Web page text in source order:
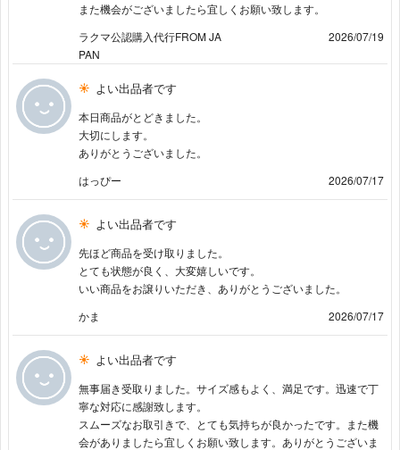
また機会がございましたら宜しくお願い致します。
ラクマ公認購入代行FROM JA
PAN
2026/07/19
よい出品者です
本日商品がとどきました。
大切にします。
ありがとうございました。
はっぴー
2026/07/17
よい出品者です
先ほど商品を受け取りました。
とても状態が良く、大変嬉しいです。
いい商品をお譲りいただき、ありがとうございました。
かま
2026/07/17
よい出品者です
無事届き受取りました。サイズ感もよく、満足です。迅速で丁
寧な対応に感謝致します。
スムーズなお取引きで、とても気持ちが良かったです。また機
会がありましたら宜しくお願い致します。ありがとうございま